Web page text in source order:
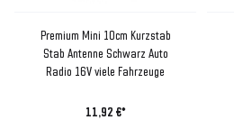
Premium Mini 10cm Kurzstab
Stab Antenne Schwarz Auto
Radio 16V viele Fahrzeuge
11,92 €*